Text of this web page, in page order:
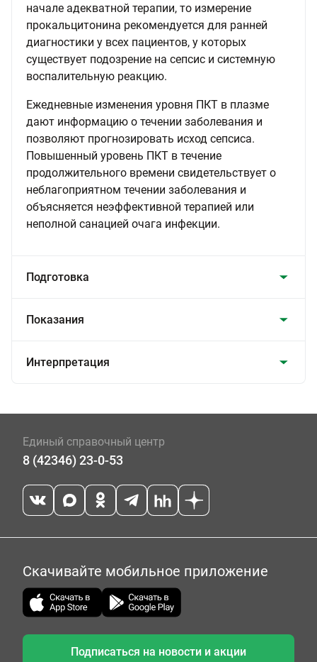
начале адекватной терапии, то измерение
прокальцитонина рекомендуется для ранней
диагностики у всех пациентов, у которых
существует подозрение на сепсис и системную
воспалительную реакцию.
Ежедневные изменения уровня ПКТ в плазме
дают информацию о течении заболевания и
позволяют прогнозировать исход сепсиса.
Повышенный уровень ПКТ в течение
продолжительного времени свидетельствует о
неблагоприятном течении заболевания и
объясняется неэффективной терапией или
неполной санацией очага инфекции.
Подготовка
Показания
Интерпретация
Единый справочный центр
8 (42346) 23-0-53
Скачивайте мобильное приложение
Подписаться на новости и акции